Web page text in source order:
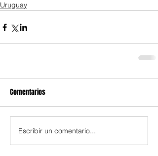
Uruguay
Comentarios
Escribir un comentario...